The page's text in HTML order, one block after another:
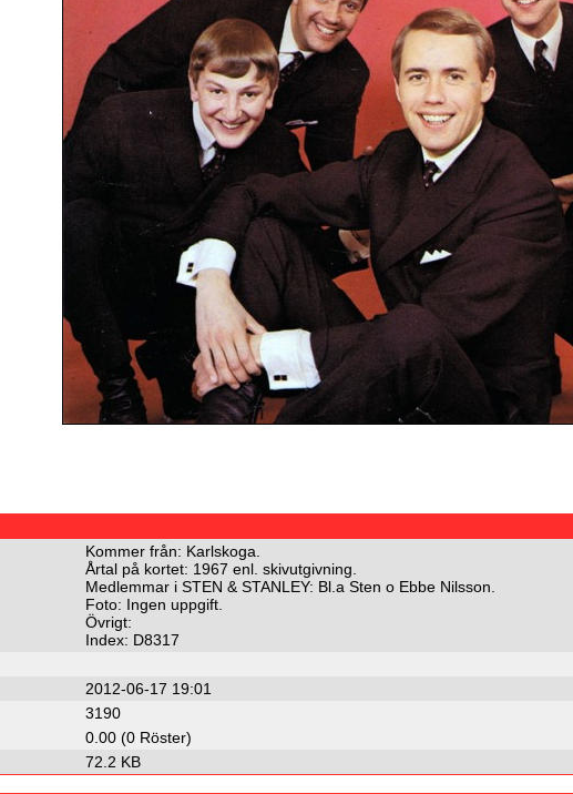
Kommer från: Karlskoga.
Årtal på kortet: 1967 enl. skivutgivning.
Medlemmar i STEN & STANLEY: Bl.a Sten o Ebbe Nilsson.
Foto: Ingen uppgift.
Övrigt:
Index: D8317
2012-06-17 19:01
3190
0.00 (0 Röster)
72.2 KB